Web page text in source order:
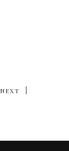
NEXT